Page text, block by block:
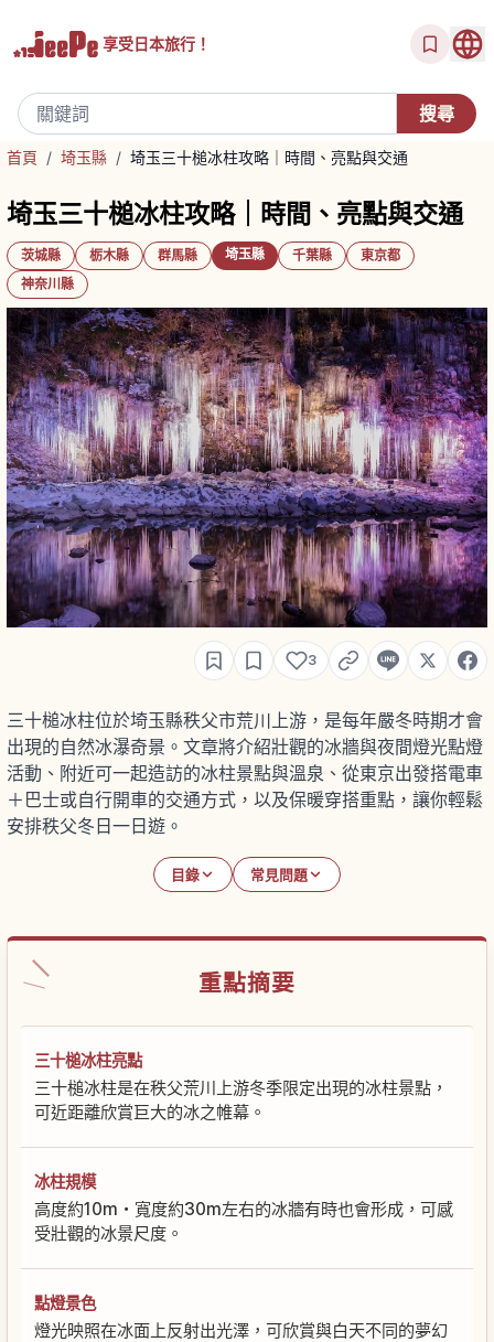
享受日本旅行！
首頁 / 埼玉縣 / 埼玉三十槌冰柱攻略｜時間、亮點與交通
埼玉三十槌冰柱攻略｜時間、亮點與交通
茨城縣 栃木縣 群馬縣 埼玉縣 千葉縣
東京都
神奈川縣
3
三十槌冰柱位於埼玉縣秩父市荒川上游，是每年嚴冬時期才會
出現的自然冰瀑奇景。文章將介紹壯觀的冰牆與夜間燈光點燈
活動、附近可一起造訪的冰柱景點與溫泉、從東京出發搭電車
＋巴士或自行開車的交通方式，以及保暖穿搭重點，讓你輕鬆
安排秩父冬日一日遊。
目錄 常見問題
重點摘要
三十槌冰柱亮點
三十槌冰柱是在秩父荒川上游冬季限定出現的冰柱景點，
可近距離欣賞巨大的冰之帷幕。
冰柱規模
高度約10m・寬度約30m左右的冰牆有時也會形成，可感
受壯觀的冰景尺度。
點燈景色
燈光映照在冰面上反射出光澤，可欣賞與白天不同的夢幻